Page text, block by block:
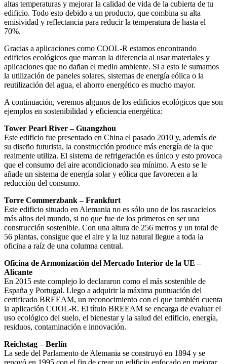
altas temperaturas y mejorar la calidad de vida de la cubierta de tu
edificio. Todo esto debido a un producto, que combina su alta
emisividad y reflectancia para reducir la temperatura de hasta el
70%.
Gracias a aplicaciones como COOL-R estamos encontrando
edificios ecológicos que marcan la diferencia al usar materiales y
aplicaciones que no dañan el medio ambiente. Si a esto le sumamos
la utilización de paneles solares, sistemas de energía eólica o la
reutilización del agua, el ahorro energético es mucho mayor.
A continuación, veremos algunos de los edificios ecológicos que son
ejemplos en sostenibilidad y eficiencia energética:
Tower Pearl River – Guangzhou
Este edificio fue presentado en China el pasado 2010 y, además de
su diseño futurista, la construcción produce más energía de la que
realmente utiliza. El sistema de refrigeración es único y esto provoca
que el consumo del aire acondicionado sea mínimo. A esto se le
añade un sistema de energía solar y eólica que favorecen a la
reducción del consumo.
Torre Commerzbank – Frankfurt
Este edificio situado en Alemania no es sólo uno de los rascacielos
más altos del mundo, si no que fue de los primeros en ser una
construcción sostenible. Con una altura de 256 metros y un total de
56 plantas, consigue que el aire y la luz natural llegue a toda la
oficina a raíz de una columna central.
Oficina de Armonización del Mercado Interior de la UE –
Alicante
En 2015 este complejo lo declararon como el más sostenible de
España y Portugal. Llego a adquirir la máxima puntuación del
certificado BREEAM, un reconocimiento con el que también cuenta
la aplicación COOL-R. El título BREEAM se encarga de evaluar el
uso ecológico del suelo, el bienestar y la salud del edificio, energía,
residuos, contaminación e innovación.
Reichstag – Berlín
La sede del Parlamento de Alemania se construyó en 1894 y se